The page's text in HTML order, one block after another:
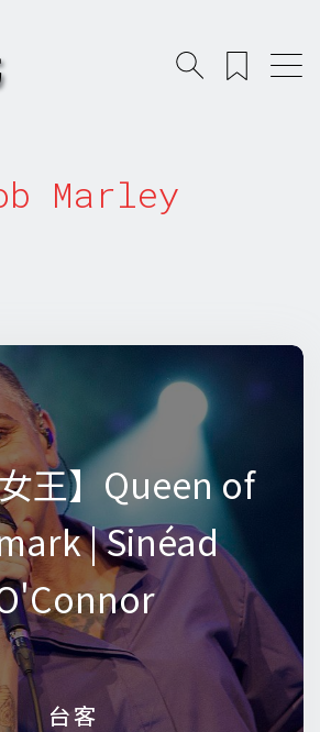
Marley
王】Queen of
| Sinéad
台客
王】Queen of
| Sinéad
台客